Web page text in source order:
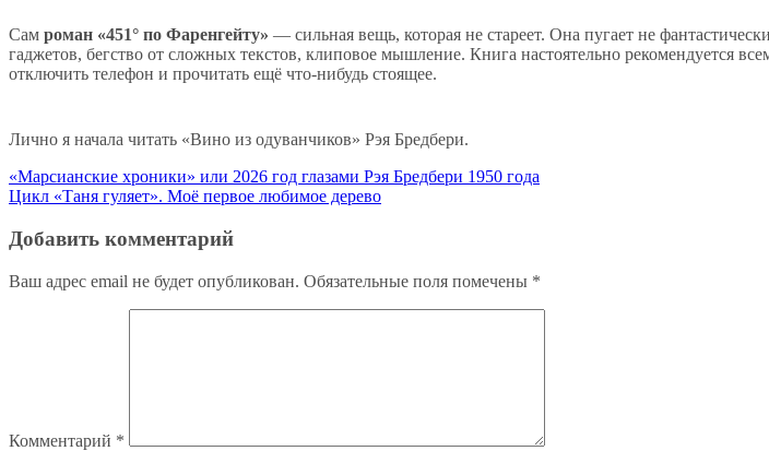
Сам роман «451° по Фаренгейту» — сильная вещь, которая не стареет. Она пугает не
гаджетов, бегство от сложных текстов, клиповое мышление. Книга настоятельно рекомендуется
отключить телефон и прочитать ещё что-нибудь стоящее.
Лично я начала читать «Вино из одуванчиков» Рэя Бредбери.
Навигация
по
записям
«Марсианские хроники» или 2026 год глазами Рэя Бредбери 1950 года
Цикл «Таня гуляет». Моё первое любимое дерево
Добавить комментарий
Ваш адрес email не будет опубликован. Обязательные поля помечены *
Комментарий *